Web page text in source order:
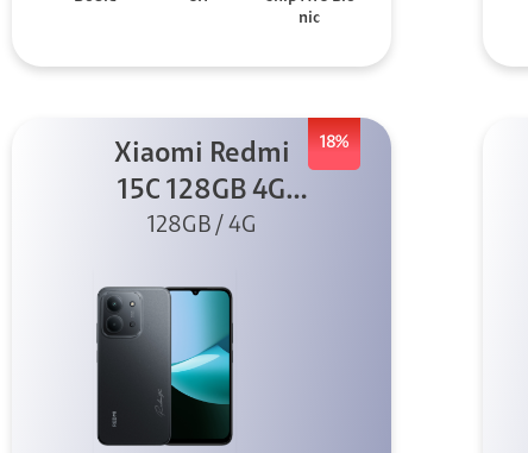
nic
18%
Xiaomi Redmi
15C 128GB 4G
Negro
128GB / 4G